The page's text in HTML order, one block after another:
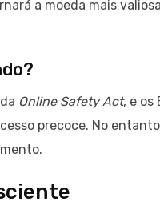
a moeda mais
Online Safety Act, e os
precoce. No